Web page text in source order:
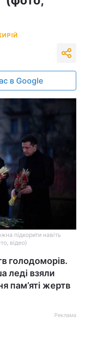
в Google
підкорити навіть
відео)
голодоморів.
леді взяли
пам’яті жертв
Реклама